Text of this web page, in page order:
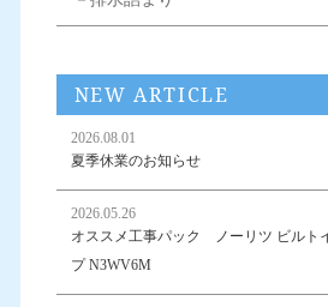
NEW ARTICLE
2026.08.01
夏季休業のお知らせ
2026.05.26
オススメ工事パック ノーリツ ビルト
プ N3WV6M